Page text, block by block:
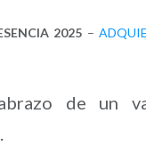
2025 –
de un